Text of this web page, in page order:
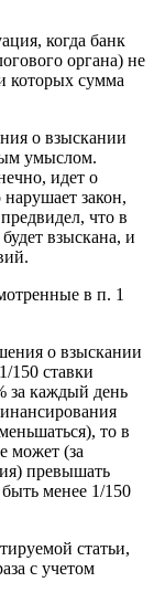
когда банк
органа) не
которых сумма
о взыскании
умыслом.
идет о
закон,
что в
взыскана, и
в п. 1
о взыскании
150 ставки
за каждый день
то в
может (за
превышать
менее 1/150
статьи,
с учетом